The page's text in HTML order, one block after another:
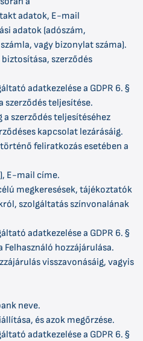
adatok, E-mail
adatok (adószám,
vagy bizonylat száma).
szerződés
adatkezelése a GDPR 6. §
szerződés teljesítése.
szerződés teljesítéséhez
kapcsolat lezárásáig.
feliratkozás esetében a
E-mail címe.
megkeresések, tájékoztatók
szolgáltatás színvonalának
adatkezelése a GDPR 6. §
Felhasználó hozzájárulása.
visszavonásáig, vagyis
neve.
és azok megőrzése.
adatkezelése a GDPR 6. §